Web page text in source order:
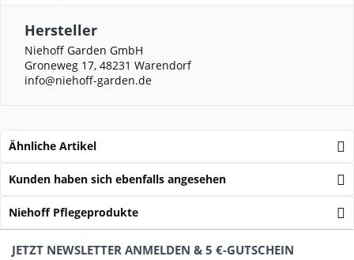
Hersteller
Niehoff Garden GmbH
Groneweg 17, 48231 Warendorf
info@niehoff-garden.de
Ähnliche Artikel
Kunden haben sich ebenfalls angesehen
Niehoff Pflegeprodukte
JETZT NEWSLETTER ANMELDEN & 5 €-GUTSCHEIN